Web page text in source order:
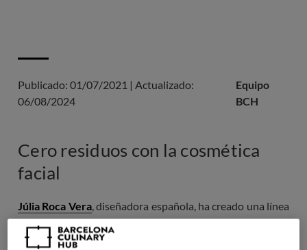
Publicado: 01/07/2021 | Actualizado:
06/08/2024
Equipo
BCH
Cero residuos con la cosmética
facial
Júlia Roca Vera, diseñadora española, ha creado una línea
de cosméticosno waste, utilizando frutas que se
rechazaron en los supermercados únicamente por